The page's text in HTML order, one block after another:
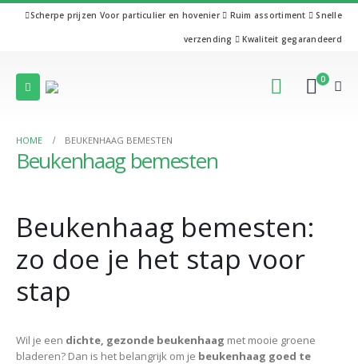
Scherpe prijzen Voor particulier en hovenier Ruim assortiment Snelle
verzending Kwaliteit gegarandeerd
0
HOME BEUKENHAAG BEMESTEN
Beukenhaag bemesten
Beukenhaag bemesten:
zo doe je het stap voor
stap
Wil je een dichte, gezonde beukenhaag met mooie groene
bladeren? Dan is het belangrijk om je beukenhaag goed te